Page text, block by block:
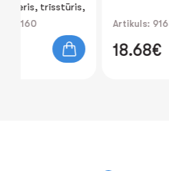
Artikuls: 91685
18.68€